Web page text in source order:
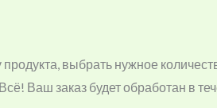
выбрать нужное
Ваш заказ будет обработан в